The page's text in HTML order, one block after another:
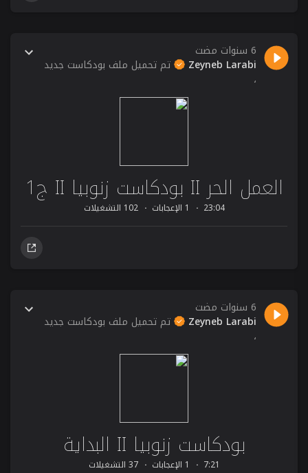
6 سنوات مضت
Zeyneb Larabi تم تحميل ملف بودكاست جديد
،
العمل الحر II بودكاست زنوبيا II ج1
23:04 1 الإعجابات 102 التشغيلات
6 سنوات مضت
Zeyneb Larabi تم تحميل ملف بودكاست جديد
،
بودكاست زنوبيا II البداية
7:21 1 الإعجابات 37 التشغيلات